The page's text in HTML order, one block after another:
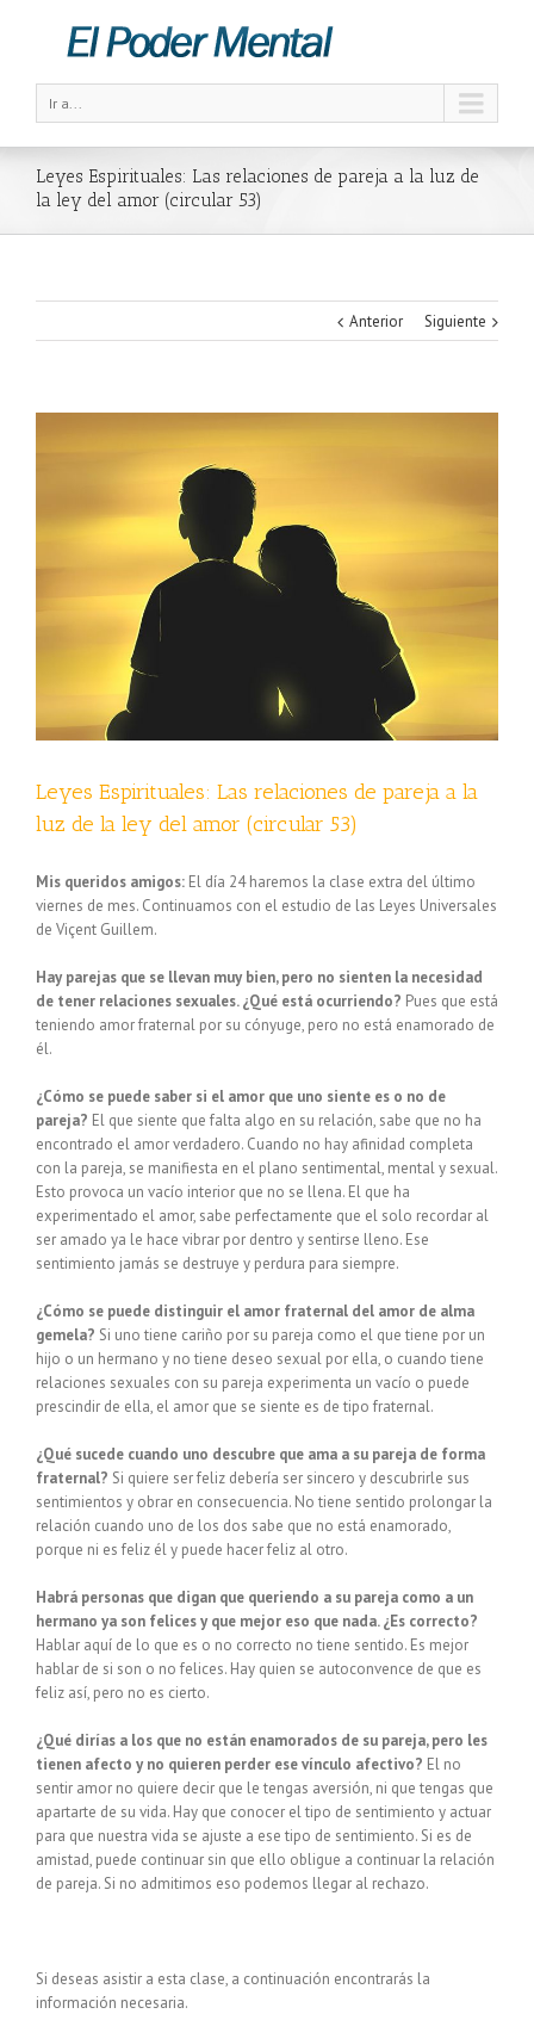
Ir a...
Leyes Espirituales: Las relaciones de pareja a la luz de
la ley del amor (circular 53)
Anterior Siguiente
Leyes Espirituales: Las relaciones de pareja a la
luz de la ley del amor (circular 53)
Mis queridos amigos: El día 24 haremos la clase extra del último
viernes de mes. Continuamos con el estudio de las Leyes Universales
de Viçent Guillem.
Hay parejas que se llevan muy bien, pero no sienten la necesidad
de tener relaciones sexuales. ¿Qué está ocurriendo? Pues que está
teniendo amor fraternal por su cónyuge, pero no está enamorado de
él.
¿Cómo se puede saber si el amor que uno siente es o no de
pareja? El que siente que falta algo en su relación, sabe que no ha
encontrado el amor verdadero. Cuando no hay afinidad completa
con la pareja, se manifiesta en el plano sentimental, mental y sexual.
Esto provoca un vacío interior que no se llena. El que ha
experimentado el amor, sabe perfectamente que el solo recordar al
ser amado ya le hace vibrar por dentro y sentirse lleno. Ese
sentimiento jamás se destruye y perdura para siempre.
¿Cómo se puede distinguir el amor fraternal del amor de alma
gemela? Si uno tiene cariño por su pareja como el que tiene por un
hijo o un hermano y no tiene deseo sexual por ella, o cuando tiene
relaciones sexuales con su pareja experimenta un vacío o puede
prescindir de ella, el amor que se siente es de tipo fraternal.
¿Qué sucede cuando uno descubre que ama a su pareja de forma
fraternal? Si quiere ser feliz debería ser sincero y descubrirle sus
sentimientos y obrar en consecuencia. No tiene sentido prolongar la
relación cuando uno de los dos sabe que no está enamorado,
porque ni es feliz él y puede hacer feliz al otro.
Habrá personas que digan que queriendo a su pareja como a un
hermano ya son felices y que mejor eso que nada. ¿Es correcto?
Hablar aquí de lo que es o no correcto no tiene sentido. Es mejor
hablar de si son o no felices. Hay quien se autoconvence de que es
feliz así, pero no es cierto.
¿Qué dirías a los que no están enamorados de su pareja, pero les
tienen afecto y no quieren perder ese vínculo afectivo? El no
sentir amor no quiere decir que le tengas aversión, ni que tengas que
apartarte de su vida. Hay que conocer el tipo de sentimiento y actuar
para que nuestra vida se ajuste a ese tipo de sentimiento. Si es de
amistad, puede continuar sin que ello obligue a continuar la relación
de pareja. Si no admitimos eso podemos llegar al rechazo.
Si deseas asistir a esta clase, a continuación encontrarás la
información necesaria.